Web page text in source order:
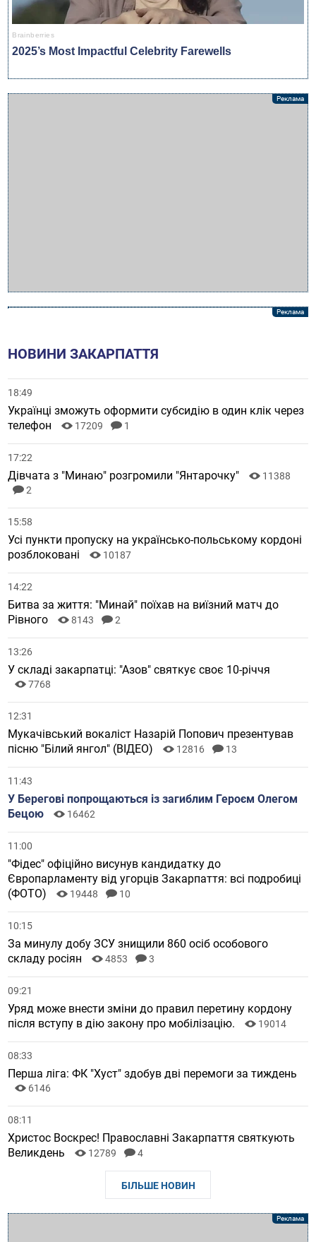
НОВИНИ ЗАКАРПАТТЯ
18:49
Українці зможуть оформити субсидію в один клік через
телефон
17209 1
17:22
Дівчата з "Минаю" розгромили "Янтарочку"
11388
2
15:58
Усі пункти пропуску на українсько-польському кордоні
розблоковані
10187
14:22
Битва за життя: "Минай" поїхав на виїзний матч до
Рівного
8143 2
13:26
У складі закарпатці: "Азов" святкує своє 10-річчя
7768
12:31
Мукачівський вокаліст Назарій Попович презентував
пісню "Білий янгол" (ВІДЕО)
12816 13
11:43
У Берегові попрощаються із загиблим Героєм Олегом
Бецою
16462
11:00
"Фідес" офіційно висунув кандидатку до
Європарламенту від угорців Закарпаття: всі подробиці
(ФОТО)
19448 10
10:15
За минулу добу ЗСУ знищили 860 осіб особового
складу росіян
4853 3
09:21
Уряд може внести зміни до правил перетину кордону
після вступу в дію закону про мобілізацію.
19014
08:33
Перша ліга: ФК "Хуст" здобув дві перемоги за тиждень
6146
08:11
Христос Воскрес! Православні Закарпаття святкують
Великдень
12789 4
БІЛЬШЕ НОВИН